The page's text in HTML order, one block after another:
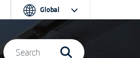
Global
Search